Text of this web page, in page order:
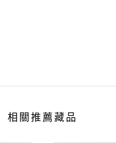
相關推薦藏品